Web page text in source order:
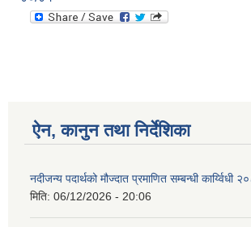
ऐन, कानुन तथा निर्देशिका
नदीजन्य पदार्थको मौज्दात प्रमाणित सम्बन्धी कार्य्विधी
मिति: 06/12/2026 - 20:06